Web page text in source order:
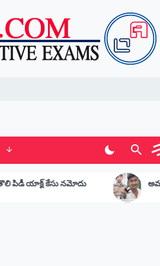
అమర జవాన్‌కు సీఎం జగన్ నివాళి